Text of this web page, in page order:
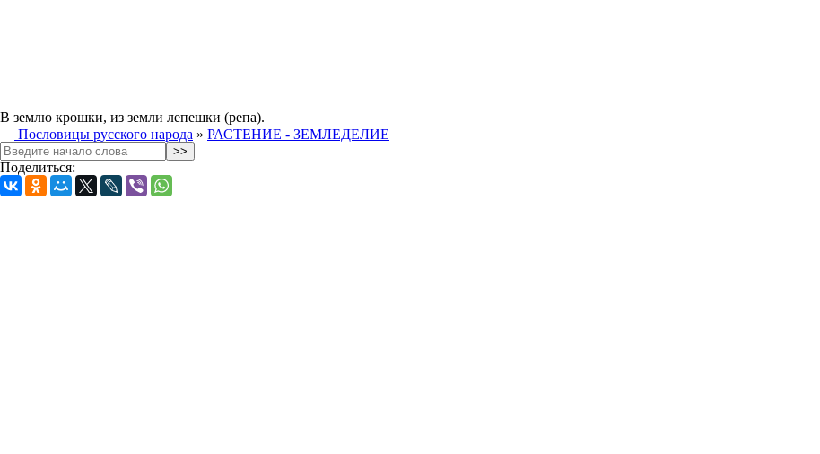
В землю крошки, из земли лепешки (репа).
Пословицы русского народа » РАСТЕНИЕ - ЗЕМЛЕДЕЛИЕ
Поделиться: